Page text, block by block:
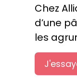
Chez
d’une
les